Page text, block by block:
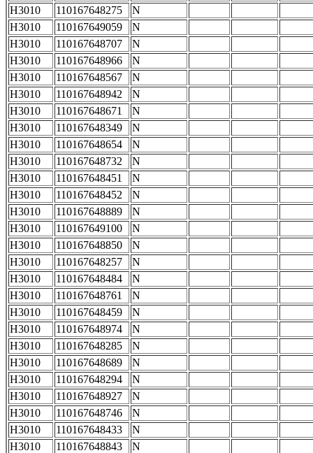
H3010
110167648275
N
H3010
110167649059
N
H3010
110167648707
N
H3010
110167648966
N
H3010
110167648567
N
H3010
110167648942
N
H3010
110167648671
N
H3010
110167648349
N
H3010
110167648654
N
H3010
110167648732
N
H3010
110167648451
N
H3010
110167648452
N
H3010
110167648889
N
H3010
110167649100
N
H3010
110167648850
N
H3010
110167648257
N
H3010
110167648484
N
H3010
110167648761
N
H3010
110167648459
N
H3010
110167648974
N
H3010
110167648285
N
H3010
110167648689
N
H3010
110167648294
N
H3010
110167648927
N
H3010
110167648746
N
H3010
110167648433
N
H3010
110167648843
N